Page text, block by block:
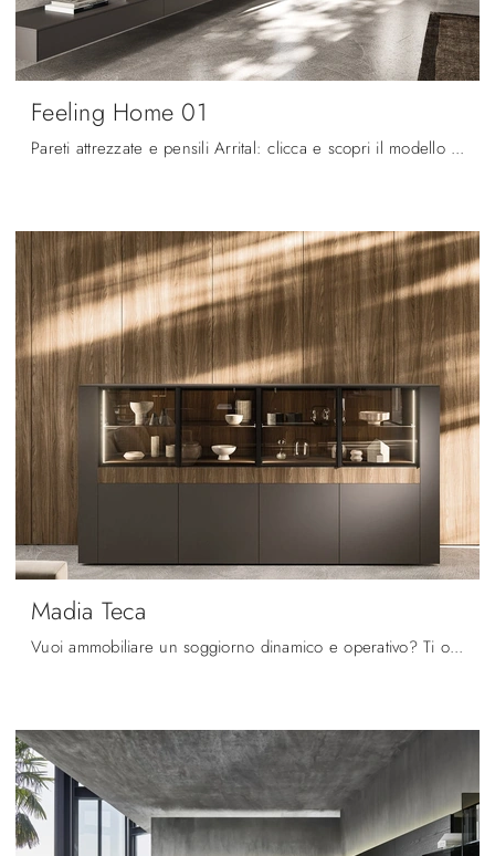
Feeling Home 01
Pareti attrezzate e pensili Arrital: clicca e scopri il modello Feeling Home 01 e potrai impreziosire stanze moderne di ogni tipo.
Madia Teca
Vuoi ammobiliare un soggiorno dinamico e operativo? Ti offriamo la parete attrezzata Madia Teca Arrital dalle forme decise moderne.